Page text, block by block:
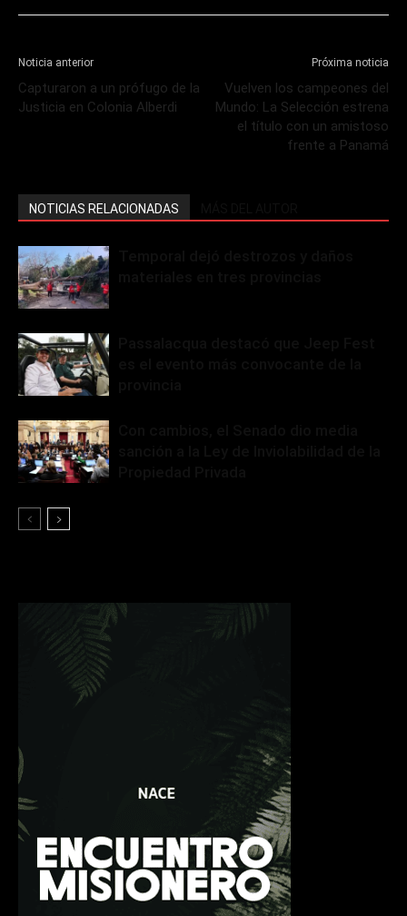
Noticia anterior
Capturaron a un prófugo de la
Justicia en Colonia Alberdi
Próxima noticia
Vuelven los campeones del
Mundo: La Selección estrena
el título con un amistoso
frente a Panamá
NOTICIAS RELACIONADAS